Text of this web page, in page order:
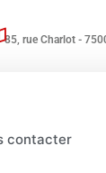
85, rue Charlot -
contacter